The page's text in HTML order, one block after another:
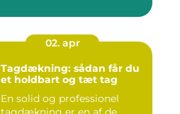
02. apr
Tagdækning: sådan får du
et holdbart og tæt tag
En solid og professionel